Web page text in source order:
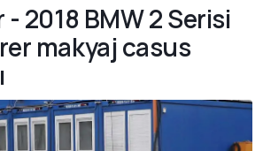
2018 BMW 2 Serisi
makyaj casus